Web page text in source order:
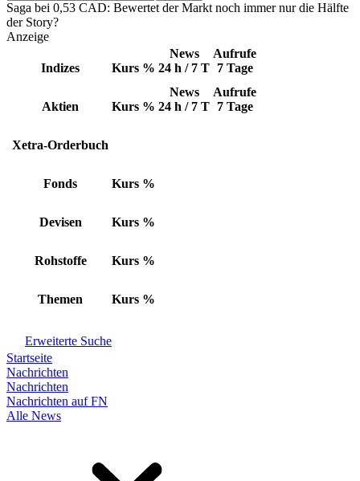
Saga bei 0,53 CAD: Bewertet der Markt noch immer nur die Hälfte
der Story?
Anzeige
Indizes Kurs %
News
24 h / 7 T
Aufrufe
7 Tage
Aktien Kurs %
News
24 h / 7 T
Aufrufe
7 Tage
Xetra-Orderbuch
Fonds Kurs %
Devisen Kurs %
Rohstoffe Kurs %
Themen Kurs %
Erweiterte Suche
Startseite
Nachrichten
Nachrichten
Nachrichten auf FN
Alle News